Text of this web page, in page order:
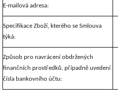
E-mailová adresa:
Specifikace Zboží, kterého se Smlouva
týká:
Způsob pro navrácení obdržených
finančních prostředků, případně uvedení
čísla bankovního účtu: